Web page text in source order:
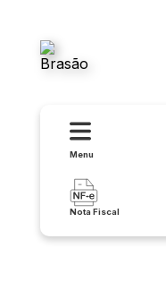
Menu
Nota Fiscal